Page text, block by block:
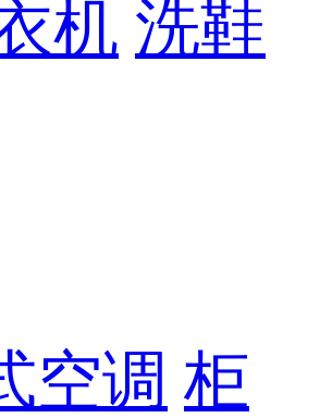
机 洗鞋
空调 柜